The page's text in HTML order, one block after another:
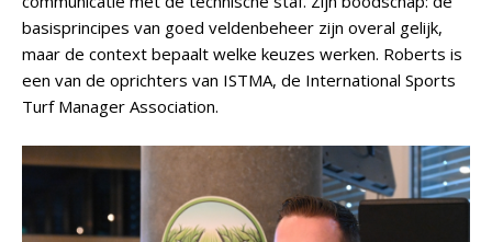
basisprincipes van goed veldenbeheer zijn overal gelijk,
maar de context bepaalt welke keuzes werken. Roberts is
een van de oprichters van ISTMA, de International Sports
Turf Manager Association.